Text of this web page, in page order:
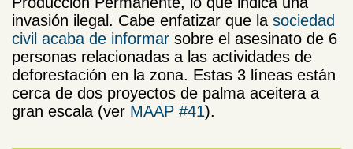
invasión ilegal. Cabe enfatizar que la sociedad
civil acaba de informar sobre el asesinato de 6
personas relacionadas a las actividades de
deforestación en la zona. Estas 3 líneas están
cerca de dos proyectos de palma aceitera a
gran escala (ver MAAP #41).